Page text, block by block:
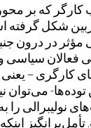
که بر
شکل گرفته
در درون
سیاسی
کارگری –
می‌توان
نولیبرالی